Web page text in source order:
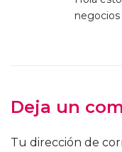
negocios
Deja un
Tu dirección de